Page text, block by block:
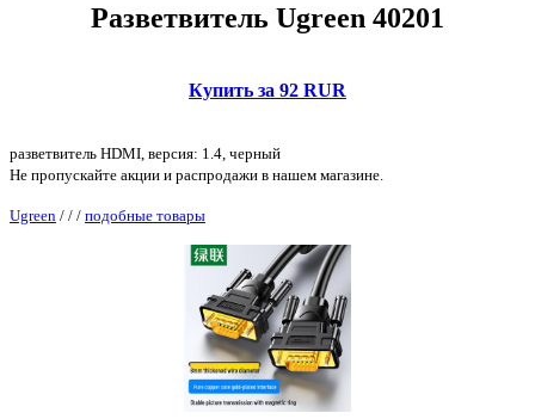
Разветвитель Ugreen 40201
Купить за 92 RUR
разветвитель HDMI, версия: 1.4, черный
Не пропускайте акции и распродажи в нашем магазине.
Ugreen / / / подобные товары